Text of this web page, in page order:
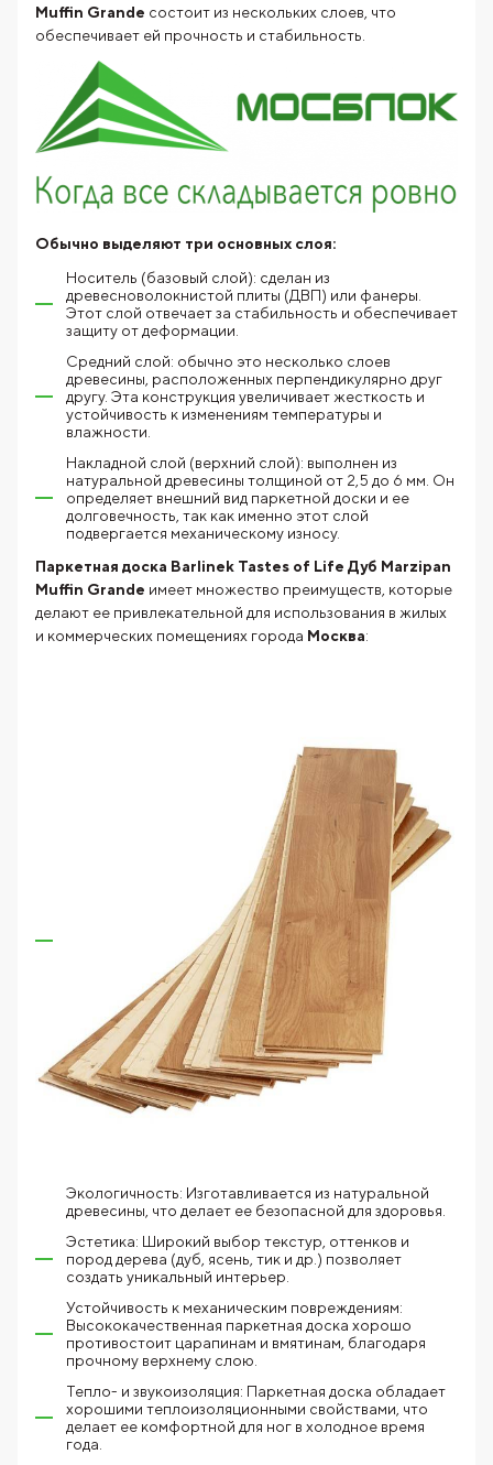
Muffin Grande состоит из нескольких слоев, что
обеспечивает ей прочность и стабильность.
Обычно выделяют три основных слоя:
Носитель (базовый слой): сделан из
древесноволокнистой плиты (ДВП) или фанеры.
Этот слой отвечает за стабильность и обеспечивает
защиту от деформации.
Средний слой: обычно это несколько слоев
древесины, расположенных перпендикулярно друг
другу. Эта конструкция увеличивает жесткость и
устойчивость к изменениям температуры и
влажности.
Накладной слой (верхний слой): выполнен из
натуральной древесины толщиной от 2,5 до 6 мм. Он
определяет внешний вид паркетной доски и ее
долговечность, так как именно этот слой
подвергается механическому износу.
Паркетная доска Barlinek Tastes of Life Дуб Marzipan
Muffin Grande имеет множество преимуществ, которые
делают ее привлекательной для использования в жилых
и коммерческих помещениях города Москва:
Экологичность: Изготавливается из натуральной
древесины, что делает ее безопасной для здоровья.
Эстетика: Широкий выбор текстур, оттенков и
пород дерева (дуб, ясень, тик и др.) позволяет
создать уникальный интерьер.
Устойчивость к механическим повреждениям:
Высококачественная паркетная доска хорошо
противостоит царапинам и вмятинам, благодаря
прочному верхнему слою.
Тепло- и звукоизоляция: Паркетная доска обладает
хорошими теплоизоляционными свойствами, что
делает ее комфортной для ног в холодное время
года.